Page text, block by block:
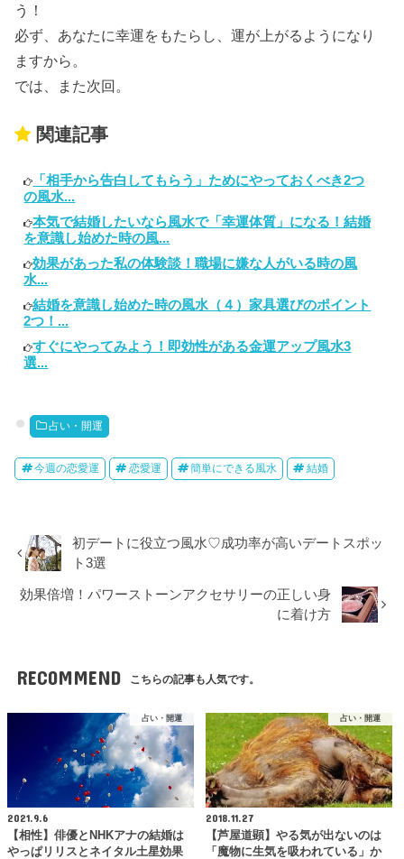
う！
必ず、あなたに幸運をもたらし、運が上がるようになり
ますから。
では、また次回。
関連記事
「相手から告白してもらう」ためにやっておくべき2つ
の風水...
本気で結婚したいなら風水で「幸運体質」になる！結婚
を意識し始めた時の風...
効果があった私の体験談！職場に嫌な人がいる時の風
水...
結婚を意識し始めた時の風水（４）家具選びのポイント
2つ！...
すぐにやってみよう！即効性がある金運アップ風水3
選...
占い・開運
今週の恋愛運 恋愛運 簡単にできる風水 結婚
初デートに役立つ風水♡成功率が高いデートスポッ
ト3選
効果倍増！パワーストーンアクセサリーの正しい身
に着け方
RECOMMEND こちらの記事も人気です。
占い・開運
2021.9.6
【相性】俳優とNHKアナの結婚は
やっぱリリスとネイタル土星効果
占い・開運
2018.11.27
【芦屋道顕】やる気が出ないのは
「魔物に生気を吸われている」か